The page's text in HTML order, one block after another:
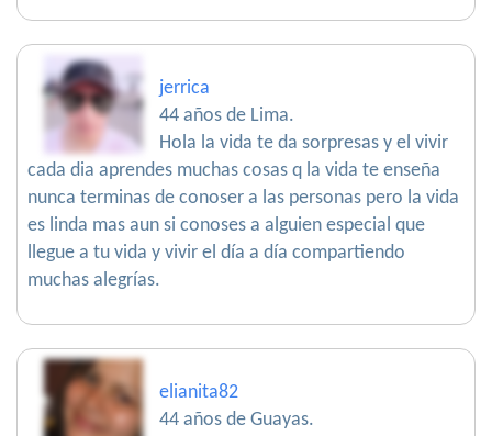
jerrica
44 años de Lima.
Hola la vida te da sorpresas y el vivir
cada dia aprendes muchas cosas q la vida te enseña
nunca terminas de conoser a las personas pero la vida
es linda mas aun si conoses a alguien especial que
llegue a tu vida y vivir el día a día compartiendo
muchas alegrías.
elianita82
44 años de Guayas.